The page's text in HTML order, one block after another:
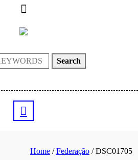
Search
Home /Federação /DSC01705